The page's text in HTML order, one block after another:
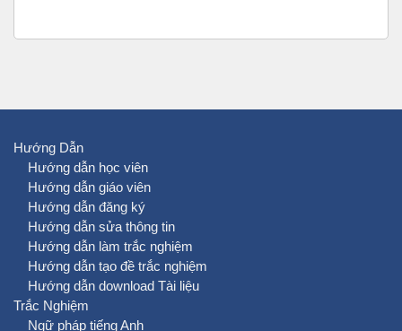
Hướng Dẫn
Hướng dẫn học viên
Hướng dẫn giáo viên
Hướng dẫn đăng ký
Hướng dẫn sửa thông tin
Hướng dẫn làm trắc nghiệm
Hướng dẫn tạo đề trắc nghiệm
Hướng dẫn download Tài liệu
Trắc Nghiệm
Ngữ pháp tiếng Anh